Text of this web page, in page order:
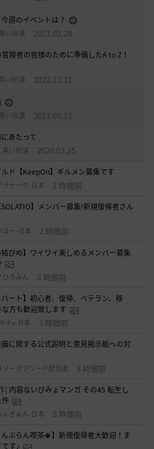
週のイベントは？
黒い砂漠 2023.02.28
険者の皆様のために準備したA to Z！
黒い砂漠 2022.12.21
黒い砂漠 2021.05.12
あたって
黒い砂漠 2020.03.25
ド【KeepOn】ギルメン募集です
ラナーザ-日本 2 時間前
】メンバー募集!新規復帰者さん
ほー-日本 2 時間前
結びめ】ワイワイ楽しめるメンバー募集
ひろみん 3 時間前
バート】初心者、復帰、ベテラン、移
方も歓迎致します
ナx-日本 3 時間前
に関する公式説明と意見掲示板への対
ジークフリード配信者 8 時間前
] 内容ないびみょマンガ その45 転生し
件
んきゅん-日本 8 時間前
んぶらん喫茶🍀】新規復帰者大歓迎！ま
す♪